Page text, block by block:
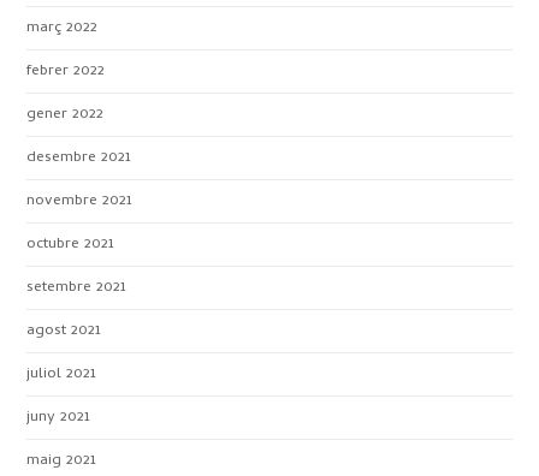
març 2022
febrer 2022
gener 2022
desembre 2021
novembre 2021
octubre 2021
setembre 2021
agost 2021
juliol 2021
juny 2021
maig 2021